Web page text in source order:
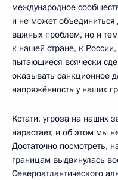
международное
и не может
важных проблем, но и
к нашей стране, к
пытающиеся всячески
оказывать санкционное
напряжённость у наших
Кстати, угроза на наших
нарастает, и об этом мы
Достаточно посмотреть,
границам выдвинулась
Североатлантического